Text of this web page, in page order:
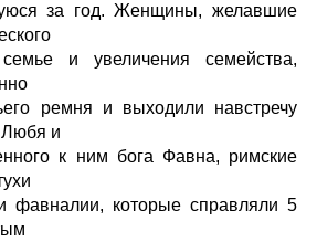
за год. Женщины, желавшие
и увеличения семейства,
ремня и выходили навстречу
Любя и
к ним бога Фавна, римские
фавналии, которые справляли 5